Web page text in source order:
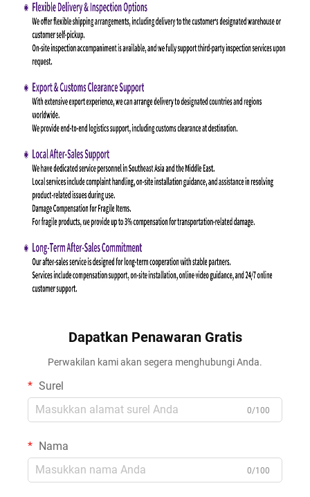
Dapatkan Penawaran Gratis
Perwakilan kami akan segera menghubungi Anda.
Surel
0/100
Nama
0/100